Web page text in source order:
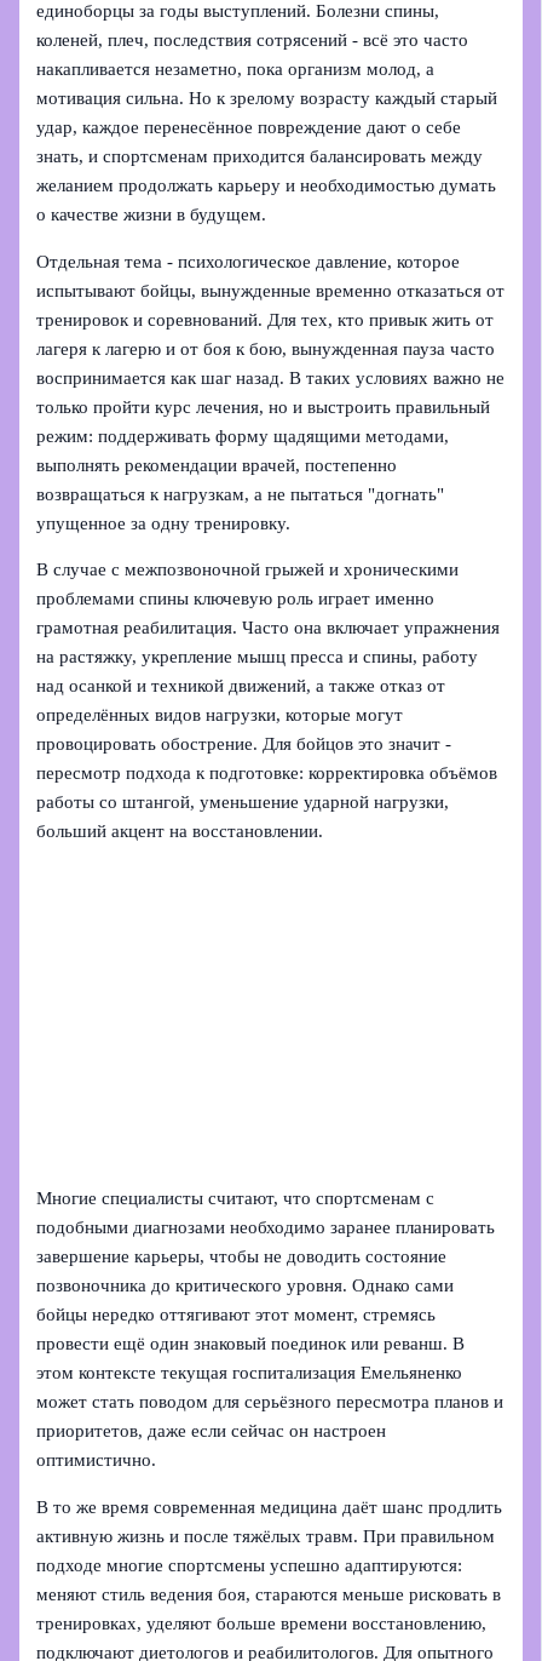
единоборцы за годы выступлений. Болезни спины,
коленей, плеч, последствия сотрясений - всё это часто
накапливается незаметно, пока организм молод, а
мотивация сильна. Но к зрелому возрасту каждый старый
удар, каждое перенесённое повреждение дают о себе
знать, и спортсменам приходится балансировать между
желанием продолжать карьеру и необходимостью думать
о качестве жизни в будущем.
Отдельная тема - психологическое давление, которое
испытывают бойцы, вынужденные временно отказаться от
тренировок и соревнований. Для тех, кто привык жить от
лагеря к лагерю и от боя к бою, вынужденная пауза часто
воспринимается как шаг назад. В таких условиях важно не
только пройти курс лечения, но и выстроить правильный
режим: поддерживать форму щадящими методами,
выполнять рекомендации врачей, постепенно
возвращаться к нагрузкам, а не пытаться "догнать"
упущенное за одну тренировку.
В случае с межпозвоночной грыжей и хроническими
проблемами спины ключевую роль играет именно
грамотная реабилитация. Часто она включает упражнения
на растяжку, укрепление мышц пресса и спины, работу
над осанкой и техникой движений, а также отказ от
определённых видов нагрузки, которые могут
провоцировать обострение. Для бойцов это значит -
пересмотр подхода к подготовке: корректировка объёмов
работы со штангой, уменьшение ударной нагрузки,
больший акцент на восстановлении.
Многие специалисты считают, что спортсменам с
подобными диагнозами необходимо заранее планировать
завершение карьеры, чтобы не доводить состояние
позвоночника до критического уровня. Однако сами
бойцы нередко оттягивают этот момент, стремясь
провести ещё один знаковый поединок или реванш. В
этом контексте текущая госпитализация Емельяненко
может стать поводом для серьёзного пересмотра планов и
приоритетов, даже если сейчас он настроен
оптимистично.
В то же время современная медицина даёт шанс продлить
активную жизнь и после тяжёлых травм. При правильном
подходе многие спортсмены успешно адаптируются:
меняют стиль ведения боя, стараются меньше рисковать в
тренировках, уделяют больше времени восстановлению,
подключают диетологов и реабилитологов. Для опытного